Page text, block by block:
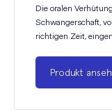
Die oralen
Schwangerschaft,
richtigen Zeit,
Produkt